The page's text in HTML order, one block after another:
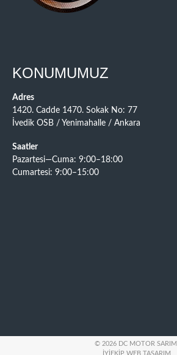
KONUMUMUZ
Adres
1420. Cadde 1470. Sokak No: 77
İvedik OSB / Yenimahalle / Ankara
Saatler
Pazartesi—Cuma: 9:00–18:00
Cumartesi: 9:00–15:00
© 2026 DC MOTOR SARIMI
İYIEKIP WEB TASARIM